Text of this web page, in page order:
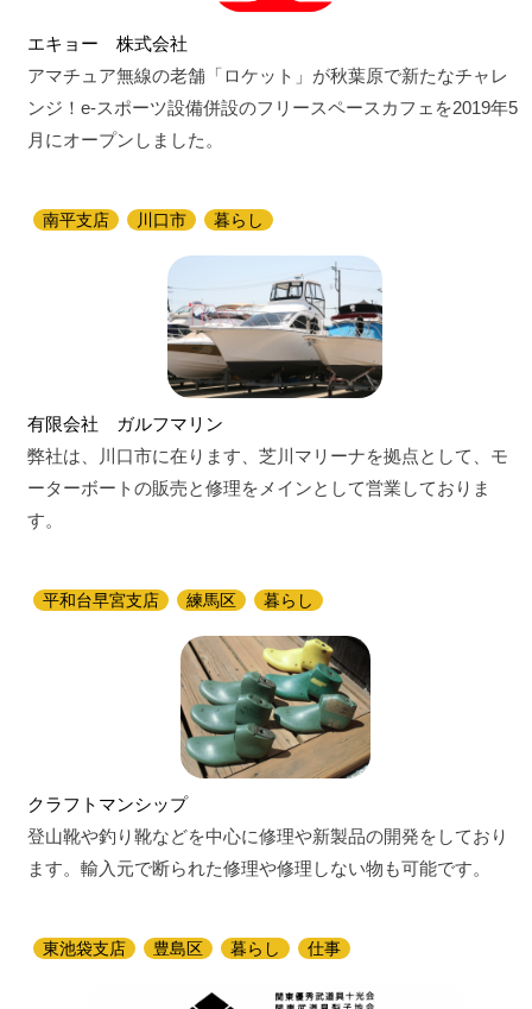
エキョー 株式会社
アマチュア無線の老舗「ロケット」が秋葉原で新たなチャレ
ンジ！e-スポーツ設備併設のフリースペースカフェを2019年5
月にオープンしました。
南平支店 川口市 暮らし
有限会社 ガルフマリン
弊社は、川口市に在ります、芝川マリーナを拠点として、モ
ーターボートの販売と修理をメインとして営業しておりま
す。
平和台早宮支店 練馬区 暮らし
クラフトマンシップ
登山靴や釣り靴などを中心に修理や新製品の開発をしており
ます。輸入元で断られた修理や修理しない物も可能です。
東池袋支店 豊島区 暮らし 仕事